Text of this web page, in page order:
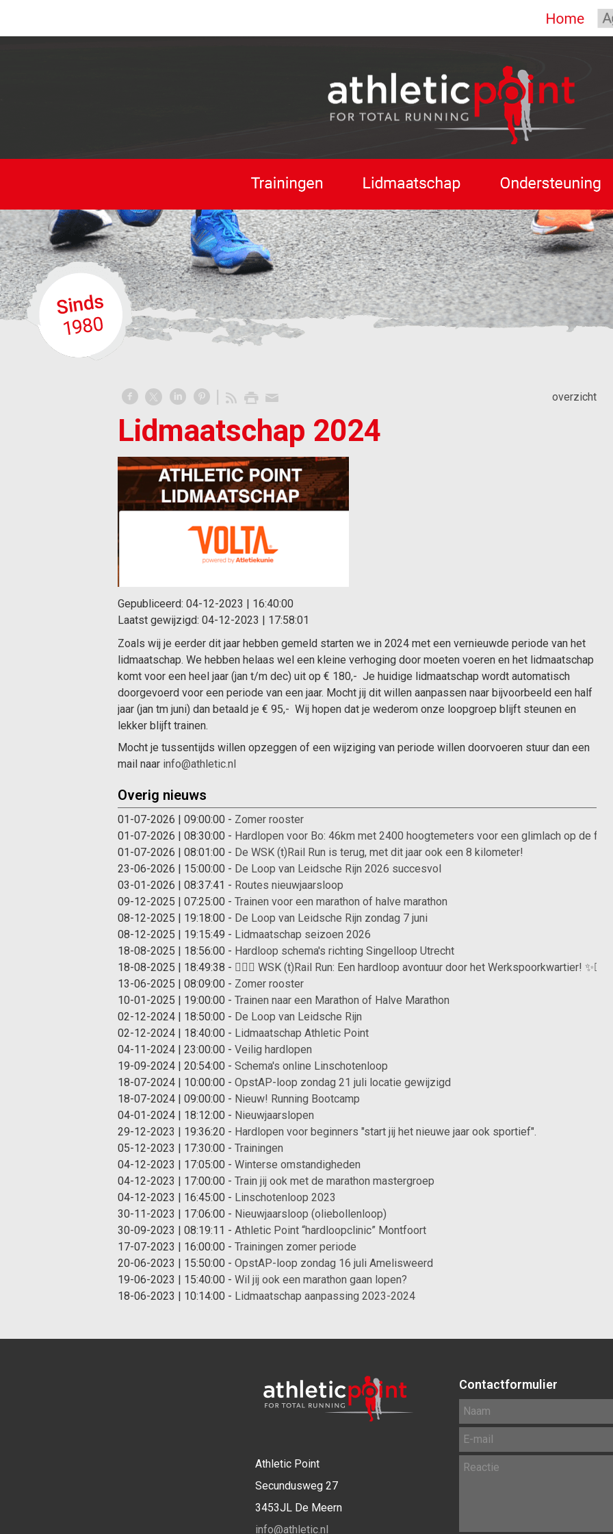
overzicht
Lidmaatschap 2024
Gepubliceerd: 04-12-2023 | 16:40:00
Laatst gewijzigd: 04-12-2023 | 17:58:01
Zoals wij je eerder dit jaar hebben gemeld starten we in 2024 met een vernieuwde periode van het
lidmaatschap. We hebben helaas wel een kleine verhoging door moeten voeren en het lidmaatschap
komt voor een heel jaar (jan t/m dec) uit op € 180,- Je huidige lidmaatschap wordt automatisch
doorgevoerd voor een periode van een jaar. Mocht jij dit willen aanpassen naar bijvoorbeeld een half
jaar (jan tm juni) dan betaald je € 95,- Wij hopen dat je wederom onze loopgroep blijft steunen en
lekker blijft trainen.
Mocht je tussentijds willen opzeggen of een wijziging van periode willen doorvoeren stuur dan een
mail naar info@athletic.nl
Overig nieuws
01-07-2026 | 09:00:00 - Zomer rooster
01-07-2026 | 08:30:00 - Hardlopen voor Bo: 46km met 2400 hoogtemeters voor een glimlach op de fiets
01-07-2026 | 08:01:00 - De WSK (t)Rail Run is terug, met dit jaar ook een 8 kilometer!
23-06-2026 | 15:00:00 - De Loop van Leidsche Rijn 2026 succesvol
03-01-2026 | 08:37:41 - Routes nieuwjaarsloop
09-12-2025 | 07:25:00 - Trainen voor een marathon of halve marathon
08-12-2025 | 19:18:00 - De Loop van Leidsche Rijn zondag 7 juni
08-12-2025 | 19:15:49 - Lidmaatschap seizoen 2026
18-08-2025 | 18:56:00 - Hardloop schema's richting Singelloop Utrecht
18-08-2025 | 18:49:38 - 🏃‍♀️✨ WSK (t)Rail Run: Een hardloop avontuur door het Werkspoorkwartier! ✨🏃‍♂️
13-06-2025 | 08:09:00 - Zomer rooster
10-01-2025 | 19:00:00 - Trainen naar een Marathon of Halve Marathon
02-12-2024 | 18:50:00 - De Loop van Leidsche Rijn
02-12-2024 | 18:40:00 - Lidmaatschap Athletic Point
04-11-2024 | 23:00:00 - Veilig hardlopen
19-09-2024 | 20:54:00 - Schema's online Linschotenloop
18-07-2024 | 10:00:00 - OpstAP-loop zondag 21 juli locatie gewijzigd
18-07-2024 | 09:00:00 - Nieuw! Running Bootcamp
04-01-2024 | 18:12:00 - Nieuwjaarslopen
29-12-2023 | 19:36:20 - Hardlopen voor beginners "start jij het nieuwe jaar ook sportief".
05-12-2023 | 17:30:00 - Trainingen
04-12-2023 | 17:05:00 - Winterse omstandigheden
04-12-2023 | 17:00:00 - Train jij ook met de marathon mastergroep
04-12-2023 | 16:45:00 - Linschotenloop 2023
30-11-2023 | 17:06:00 - Nieuwjaarsloop (oliebollenloop)
30-09-2023 | 08:19:11 - Athletic Point “hardloopclinic” Montfoort
17-07-2023 | 16:00:00 - Trainingen zomer periode
20-06-2023 | 15:50:00 - OpstAP-loop zondag 16 juli Amelisweerd
19-06-2023 | 15:40:00 - Wil jij ook een marathon gaan lopen?
18-06-2023 | 10:14:00 - Lidmaatschap aanpassing 2023-2024
Athletic Point
Secundusweg 27
3453JL De Meern
info@athletic.nl
Contactformulier